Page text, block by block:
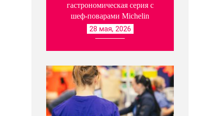
гастрономическая серия с
шеф-поварами Michelin
28 мая, 2026